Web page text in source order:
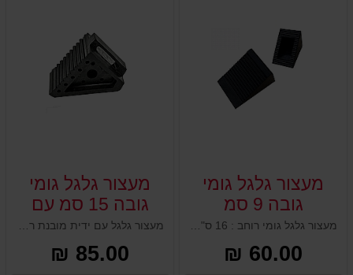
מעצור גלגל גומי
גובה 9 סמ
60.00 ₪
מעצור גלגל גומי
גובה 15 סמ עם
ידית מובנת
85.00 ₪